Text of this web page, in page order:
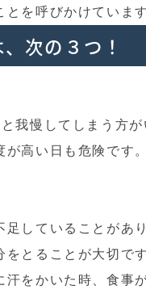
を呼びかけています
次の３つ！
我慢してしまう方
高い日も危険です
していることがあ
とることが大切で
をかいた時、食事